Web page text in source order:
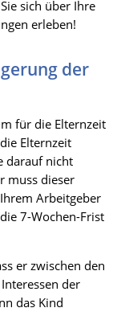
sich über Ihre
erleben!
der
für die Elternzeit
Elternzeit
darauf nicht
muss dieser
Arbeitgeber
7-Wochen-Frist
er zwischen den
der
das Kind